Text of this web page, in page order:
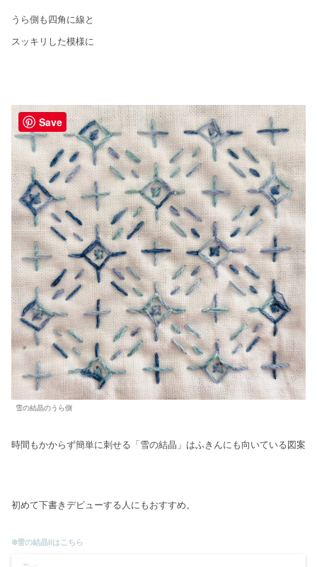
うら側も四角に線と
スッキリした模様に
雪の結晶のうら側
時間もかからず簡単に刺せる「雪の結晶」はふきんにも向いている図案
初めて下書きデビューする人にもおすすめ。
❄️雪の結晶IIはこちら
Save